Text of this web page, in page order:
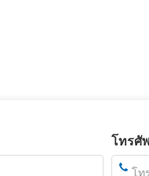
โทรศั